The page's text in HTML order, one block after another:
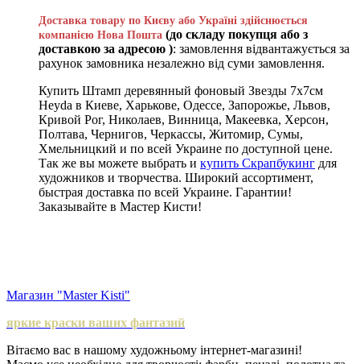
Доставка товару по Києву або Україні здійснюється
компанією Нова Пошта (до складу покупця або з
доставкою за адресою ): замовлення відвантажується за
рахунок замовника незалежно від суми замовлення.
Купить Штамп деревянный фоновый Звезды 7х7см
Heyda в Киеве, Харькове, Одессе, Запорожье, Львов,
Кривой Рог, Николаев, Винница, Макеевка, Херсон,
Полтава, Чернигов, Черкассы, Житомир, Сумы,
Хмельницкий и по всей Украине по доступной цене.
Так же вы можете выбрать и купить Скрапбукинг для
художников и творчества. Широкий ассортимент,
быстрая доставка по всей Украине. Гарантии!
Заказывайте в Мастер Кисти!
Магазин "Master Kisti"
яркие краски ваших фантазий
Вітаємо вас в нашому художньому інтернет-магазині!